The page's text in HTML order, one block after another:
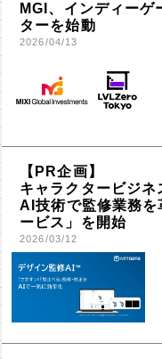
MGI、インディーゲ
ターを始動
2026/04/13
【PR企画】
キャラクタービジ
AI技術で監修業務
ービス」を開始
2026/03/12